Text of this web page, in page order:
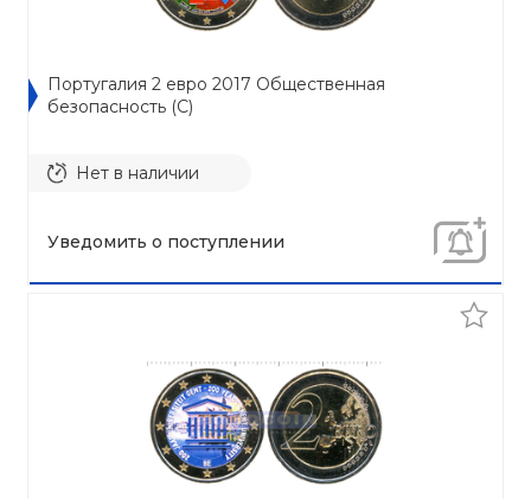
Португалия 2 евро 2017 Общественная
безопасность (C)
Нет в наличии
Уведомить о поступлении